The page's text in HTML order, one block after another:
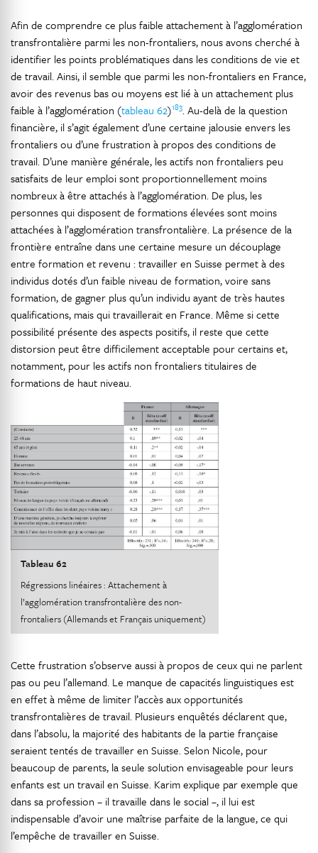
Afin de comprendre ce plus faible attachement à l’agglomération
transfrontalière parmi les non-frontaliers, nous avons cherché à
identifier les points problématiques dans les conditions de vie et
de travail. Ainsi, il semble que parmi les non-frontaliers en France,
avoir des revenus bas ou moyens est lié à un attachement plus
faible à l’agglomération (tableau 62)183. Au-delà de la question
financière, il s’agit également d’une certaine jalousie envers les
frontaliers ou d’une frustration à propos des conditions de
travail. D’une manière générale, les actifs non frontaliers peu
satisfaits de leur emploi sont proportionnellement moins
nombreux à être attachés à l’agglomération. De plus, les
personnes qui disposent de formations élevées sont moins
attachées à l’agglomération transfrontalière. La présence de la
frontière entraîne dans une certaine mesure un découplage
entre formation et revenu : travailler en Suisse permet à des
individus dotés d’un faible niveau de formation, voire sans
formation, de gagner plus qu’un individu ayant de très hautes
qualifications, mais qui travaillerait en France. Même si cette
possibilité présente des aspects positifs, il reste que cette
distorsion peut être difficilement acceptable pour certains et,
notamment, pour les actifs non frontaliers titulaires de
formations de haut niveau.
Tableau 62
Régressions linéaires : Attachement à
l’agglomération transfrontalière des non-
frontaliers (Allemands et Français uniquement)
Cette frustration s’observe aussi à propos de ceux qui ne parlent
pas ou peu l’allemand. Le manque de capacités linguistiques est
en effet à même de limiter l’accès aux opportunités
transfrontalières de travail. Plusieurs enquêtés déclarent que,
dans l’absolu, la majorité des habitants de la partie française
seraient tentés de travailler en Suisse. Selon Nicole, pour
beaucoup de parents, la seule solution envisageable pour leurs
enfants est un travail en Suisse. Karim explique par exemple que
dans sa profession – il travaille dans le social –, il lui est
indispensable d’avoir une maîtrise parfaite de la langue, ce qui
l’empêche de travailler en Suisse.